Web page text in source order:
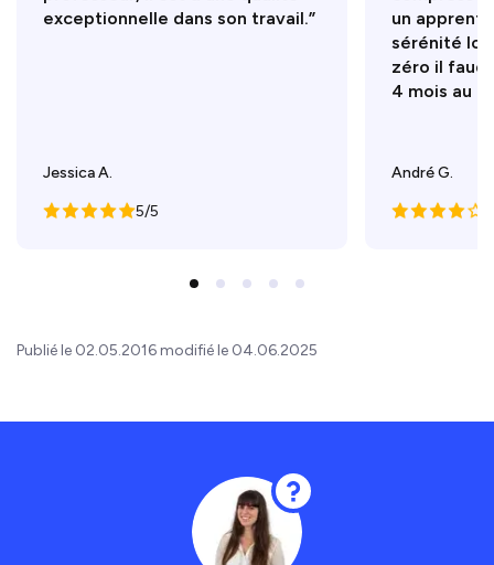
exceptionnelle dans son travail.”
Jessica A.
5/5
un
sérénité
zéro il
4 mois au
André G.
Publié le 02.05.2016 modifié le 04.06.2025